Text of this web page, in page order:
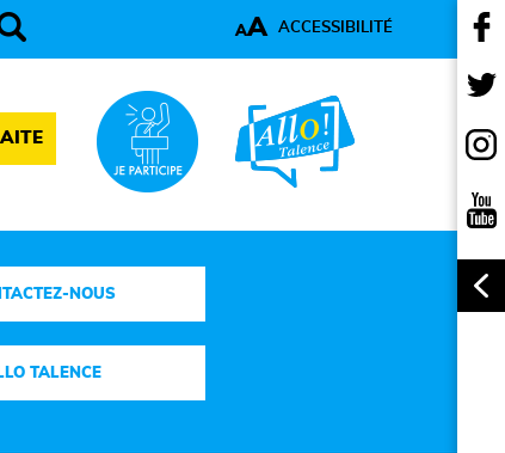
AA ACCESSIBILITÉ
NOUS
TALENCE